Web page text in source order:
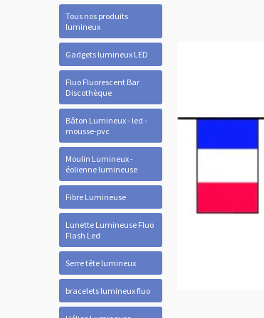
Tous nos produits
lumineux
Gadgets lumineux LED
Fluo Fluorescent Bar
Discothèque
Bâton Lumineux - led -
mousse-pvc
Moulin Lumineux -
éolienne lumineuse
Fibre Lumineuse
Lunette Lumineuse Fluo
Flash Led
Serre tête lumineux
bracelets lumineux fluo